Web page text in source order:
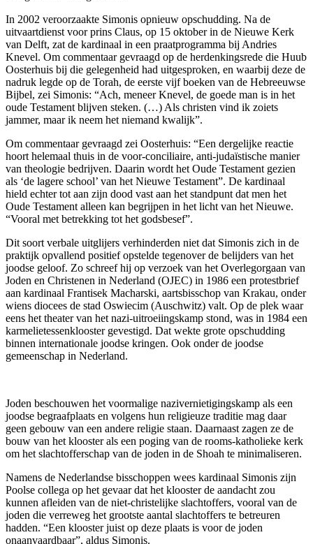
In 2002 veroorzaakte Simonis opnieuw opschudding. Na de
uitvaartdienst voor prins Claus, op 15 oktober in de Nieuwe Kerk
van Delft, zat de kardinaal in een praatprogramma bij Andries
Knevel. Om commentaar gevraagd op de herdenkingsrede die Huub
Oosterhuis bij die gelegenheid had uitgesproken, en waarbij deze de
nadruk legde op de Torah, de eerste vijf boeken van de Hebreeuwse
Bijbel, zei Simonis: “Ach, meneer Knevel, de goede man is in het
oude Testament blijven steken. (…) Als christen vind ik zoiets
jammer, maar ik neem het niemand kwalijk”.
Om commentaar gevraagd zei Oosterhuis: “Een dergelijke reactie
hoort helemaal thuis in de voor-conciliaire, anti-judaïstische manier
van theologie bedrijven. Daarin wordt het Oude Testament gezien
als ‘de lagere school’ van het Nieuwe Testament”. De kardinaal
hield echter tot aan zijn dood vast aan het standpunt dat men het
Oude Testament alleen kan begrijpen in het licht van het Nieuwe.
“Vooral met betrekking tot het godsbesef”.
Dit soort verbale uitglijers verhinderden niet dat Simonis zich in de
praktijk opvallend positief opstelde tegenover de belijders van het
joodse geloof. Zo schreef hij op verzoek van het Overlegorgaan van
Joden en Christenen in Nederland (OJEC) in 1986 een protestbrief
aan kardinaal Frantisek Macharski, aartsbisschop van Krakau, onder
wiens diocees de stad Oswiecim (Auschwitz) valt. Op de plek waar
eens het theater van het nazi-uitroeiingskamp stond, was in 1984 een
karmelietessenklooster gevestigd. Dat wekte grote opschudding
binnen internationale joodse kringen. Ook onder de joodse
gemeenschap in Nederland.
Joden beschouwen het voormalige nazivernietigingskamp als een
joodse begraafplaats en volgens hun religieuze traditie mag daar
geen gebouw van een andere religie staan. Daarnaast zagen ze de
bouw van het klooster als een poging van de rooms-katholieke kerk
om het slachtofferschap van de joden in de Shoah te minimaliseren.
Namens de Nederlandse bisschoppen wees kardinaal Simonis zijn
Poolse collega op het gevaar dat het klooster de aandacht zou
kunnen afleiden van de niet-christelijke slachtoffers, vooral van de
joden die verreweg het grootste aantal slachtoffers te betreuren
hadden. “Een klooster juist op deze plaats is voor de joden
onaanvaardbaar”, aldus Simonis.